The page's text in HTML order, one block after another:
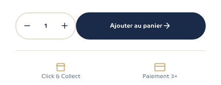
1 Ajouter au panier
Click & Collect Paiement 3×